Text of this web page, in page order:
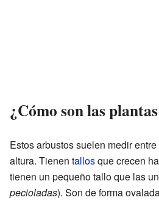
¿Cómo son las
Estos arbustos suelen medir
altura. Tienen tallosque crecen
tienen un pequeño tallo que las
pecioladas). Son de forma